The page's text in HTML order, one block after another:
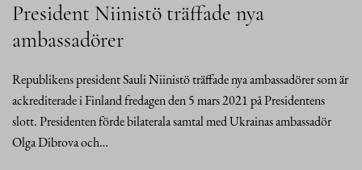
President Niinistö träffade nya
ambassadörer
Republikens president Sauli Niinistö träffade nya ambassadörer som är
ackrediterade i Finland fredagen den 5 mars 2021 på Presidentens
slott. Presidenten förde bilaterala samtal med Ukrainas ambassadör
Olga Dibrova och…